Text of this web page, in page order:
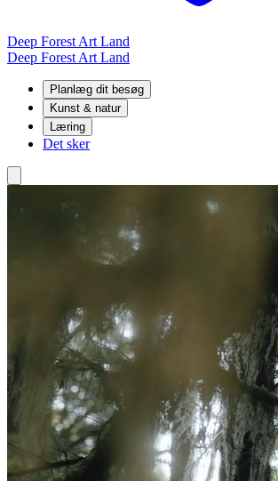
Deep Forest Art Land
Deep Forest Art Land
Planlæg dit besøg
Kunst & natur
Læring
Det sker